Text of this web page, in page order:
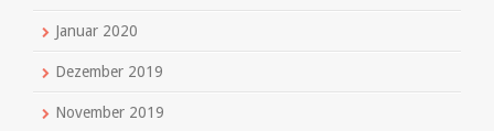
Januar 2020
Dezember 2019
November 2019